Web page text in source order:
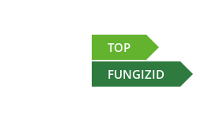
TOP
FUNGIZID